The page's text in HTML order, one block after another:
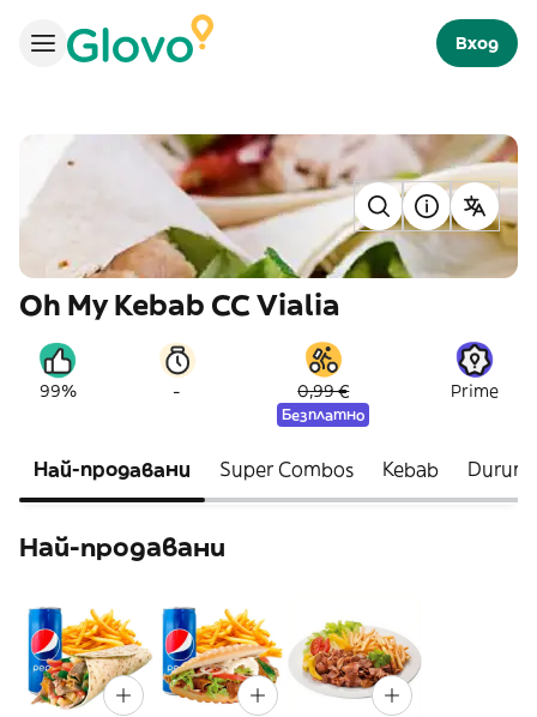
Вход
Oh My Kebab CC Vialia
99% - 0,99 €
Безплатно
Prime
Най-продавани Super Combos Kebab Durum
Най-продавани